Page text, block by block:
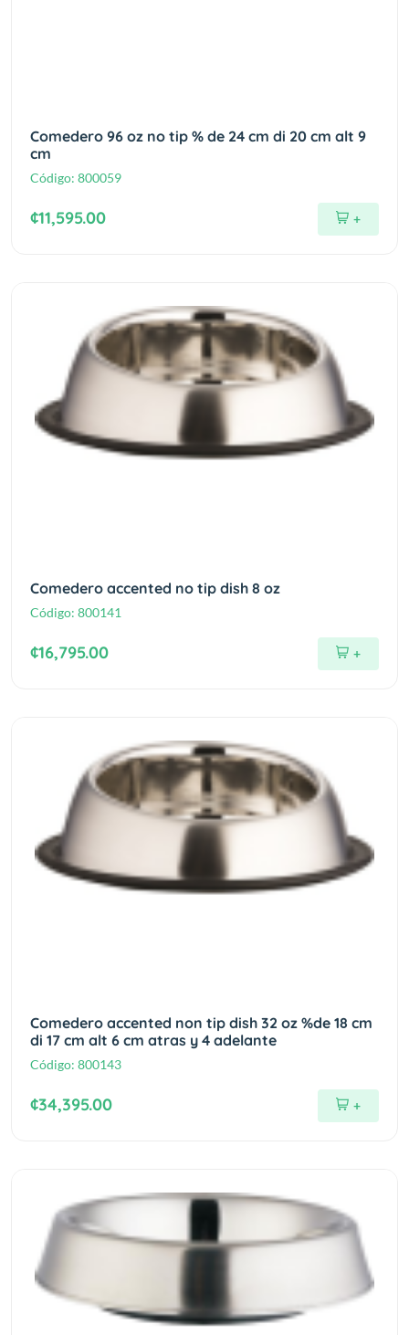
Comedero 96 oz no tip % de 24 cm di 20 cm alt 9
cm
Código: 800059
¢11,595.00 +
Comedero accented no tip dish 8 oz
Código: 800141
¢16,795.00 +
Comedero accented non tip dish 32 oz %de 18 cm
di 17 cm alt 6 cm atras y 4 adelante
Código: 800143
¢34,395.00 +